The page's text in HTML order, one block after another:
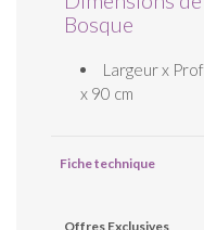
Bosque
Largeur x
x 90 cm
Fiche technique
Offres Exclusives